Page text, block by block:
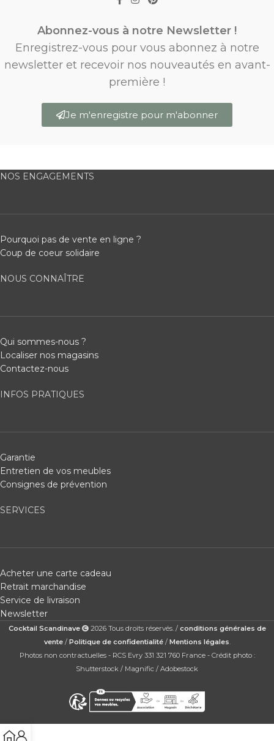
Abonnez-vous à notre Newsletter !
Enregistrez-vous pour vous abonnez à notre
newsletter et recevoir nos nouveautés en avant-
première !
Je m'enregistre pour m'abonner
NOS ENGAGEMENTS
Pourquoi pas de vente en ligne ?
Coup de coeur solidaire
NOUS CONNAÎTRE
Qui sommes-nous ?
Localiser nos magasins
Contactez-nous
INFOS PRATIQUES
Garantie
Entretien de vos meubles
Consignes de prévention
SERVICES
Acheter une carte cadeau
Retrait marchandise
Service de livraison
Newsletter
Cocktail Scandinave 2026 Tous droits réservés. / conditions générales de
vente/ Politique de confidentialité/ Mentions légales
Photos non contractuelles - RCS Evry 331 321 760 France - Crédit photo :
Shutterstock / Magnific / Adobestock